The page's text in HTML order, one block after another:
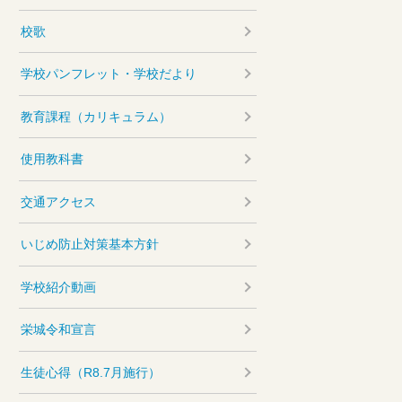
校歌
学校パンフレット・学校だより
教育課程（カリキュラム）
使用教科書
交通アクセス
いじめ防止対策基本方針
学校紹介動画
栄城令和宣言
生徒心得（R8.7月施行）